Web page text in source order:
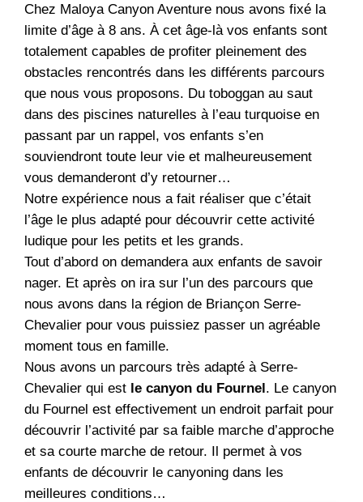
Chez Maloya Canyon Aventure nous avons fixé la
limite d’âge à 8 ans. À cet âge-là vos enfants sont
totalement capables de profiter pleinement des
obstacles rencontrés dans les différents parcours
que nous vous proposons. Du toboggan au saut
dans des piscines naturelles à l’eau turquoise en
passant par un rappel, vos enfants s’en
souviendront toute leur vie et malheureusement
vous demanderont d’y retourner…
Notre expérience nous a fait réaliser que c’était
l’âge le plus adapté pour découvrir cette activité
ludique pour les petits et les grands.
Tout d’abord on demandera aux enfants de savoir
nager. Et après on ira sur l’un des parcours que
nous avons dans la région de Briançon Serre-
Chevalier pour vous puissiez passer un agréable
moment tous en famille.
Nous avons un parcours très adapté à Serre-
Chevalier qui est le canyon du Fournel. Le canyon
du Fournel est effectivement un endroit parfait pour
découvrir l’activité par sa faible marche d’approche
et sa courte marche de retour. Il permet à vos
enfants de découvrir le canyoning dans les
meilleures conditions…